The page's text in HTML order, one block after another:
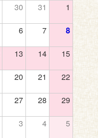
30 31 1
6 7 8
13 14 15
20 21 22
27 28 29
3 4 5